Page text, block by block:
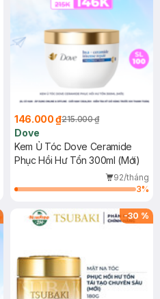
146.000 ₫215.000 ₫
Dove
Kem Ủ Tóc Dove Ceramide
Phục Hồi Hư Tổn 300ml (Mới)
92/tháng
3%
-30 %